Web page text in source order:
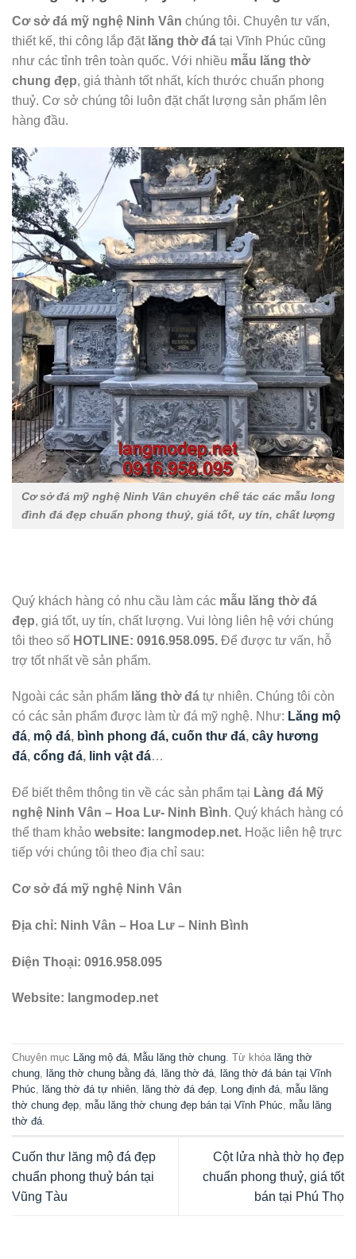
Cơ sở đá mỹ nghệ Ninh Vân chúng tôi. Chuyên tư vấn,
thiết kế, thi công lắp đặt lăng thờ đá tại Vĩnh Phúc cũng
như các tỉnh trên toàn quốc. Với nhiều mẫu lăng thờ
chung đẹp, giá thành tốt nhất, kích thước chuẩn phong
thuỷ. Cơ sở chúng tôi luôn đặt chất lượng sản phẩm lên
hàng đầu.
Cơ sở đá mỹ nghệ Ninh Vân chuyên chế tác các mẫu long
đình đá đẹp chuẩn phong thuỷ, giá tốt, uy tín, chất lượng
Quý khách hàng có nhu cầu làm các mẫu lăng thờ đá
đẹp, giá tốt, uy tín, chất lượng. Vui lòng liên hệ với chúng
tôi theo số HOTLINE: 0916.958.095. Để được tư vấn, hỗ
trợ tốt nhất về sản phẩm.
Ngoài các sản phẩm lăng thờ đá tự nhiên. Chúng tôi còn
có các sản phẩm được làm từ đá mỹ nghệ. Như: Lăng mộ
đá, mộ đá, bình phong đá, cuốn thư đá, cây hương
đá, cổng đá, linh vật đá…
Để biết thêm thông tin về các sản phẩm tại Làng đá Mỹ
nghệ Ninh Vân – Hoa Lư- Ninh Bình. Quý khách hàng có
thể tham khảo website: langmodep.net. Hoặc liên hệ trực
tiếp với chúng tôi theo địa chỉ sau:
Cơ sở đá mỹ nghệ Ninh Vân
Địa chỉ: Ninh Vân – Hoa Lư – Ninh Bình
Điện Thoại: 0916.958.095
Website: langmodep.net
Chuyên mục Lăng mộ đá Mẫu lăng thờ chung . Từ khóa lăng thờ
chung lăng thờ chung bằng đá lăng thờ đá lăng thờ đá bán tại Vĩnh
Phúc lăng thờ đá tự nhiên lăng thờ đá đẹp Long định đá mẫu lăng
thờ chung đẹp mẫu lăng thờ chung đẹp bán tại Vĩnh Phúc mẫu lăng
thờ đá
Cuốn thư lăng mộ đá đẹp
chuẩn phong thuỷ bán tại
Vũng Tàu
Cột lửa nhà thờ họ đẹp
chuẩn phong thuỷ, giá tốt
bán tại Phú Thọ